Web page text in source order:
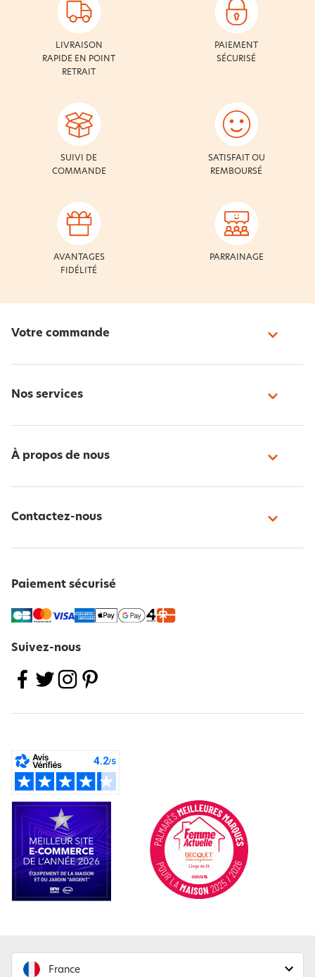
LIVRAISON
RAPIDE EN POINT
RETRAIT
PAIEMENT
SÉCURISÉ
SUIVI DE
COMMANDE
SATISFAIT OU
REMBOURSÉ
AVANTAGES
FIDÉLITÉ
PARRAINAGE
Votre commande
Nos services
À propos de nous
Contactez-nous
Paiement sécurisé
Suivez-nous
France